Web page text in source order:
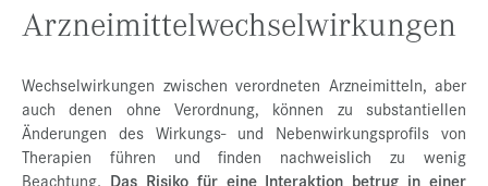
Arzneimittelwechselwirkungen
Wechselwirkungen zwischen verordneten Arzneimitteln, aber
auch denen ohne Verordnung, können zu substantiellen
Änderungen des Wirkungs- und Nebenwirkungsprofils von
Therapien führen und finden nachweislich zu wenig
Beachtung. Das Risiko für eine Interaktion betrug in einer